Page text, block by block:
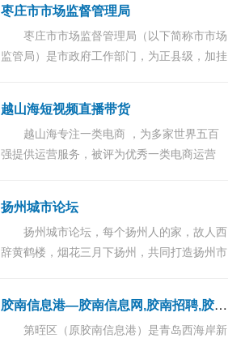
枣庄市市场监督管理局
枣庄市市场监督管理局（以下简称市市场
监管局）是市政府工作部门，为正县级，加挂
越山海短视频直播带货
越山海专注一类电商 ，为多家世界五百
强提供运营服务，被评为优秀一类电商运营
扬州城市论坛
扬州城市论坛，每个扬州人的家，故人西
辞黄鹤楼，烟花三月下扬州，共同打造扬州市
胶
南信息港—胶南信息网,胶南招聘,胶南房产
第晊区（原胶南信息港）是青岛西海岸新